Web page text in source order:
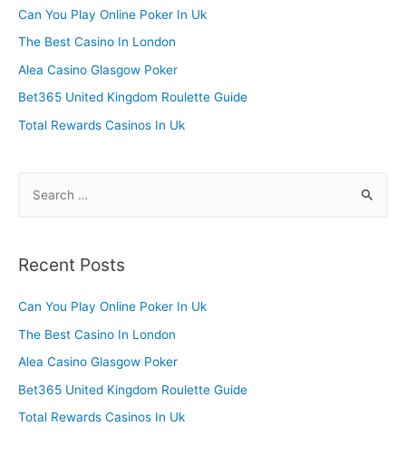
h
f
o
Can You Play Online Poker In Uk
The Best Casino In London
Alea Casino Glasgow Poker
Bet365 United Kingdom Roulette Guide
Total Rewards Casinos In Uk
r
h
f
o
Recent Posts
Can You Play Online Poker In Uk
The Best Casino In London
Alea Casino Glasgow Poker
Bet365 United Kingdom Roulette Guide
Total Rewards Casinos In Uk